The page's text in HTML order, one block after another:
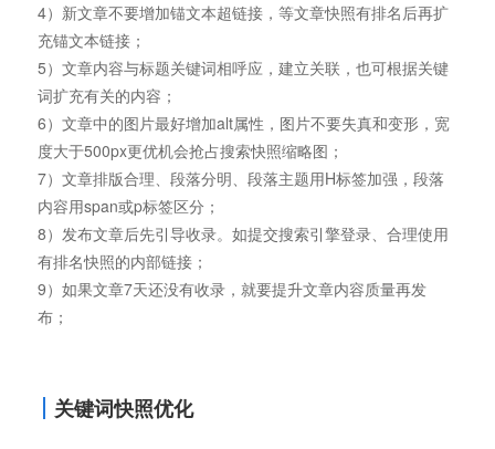
4）新文章不要增加锚文本超链接，等文章快照有排名后再扩
充锚文本链接；
5）文章内容与标题关键词相呼应，建立关联，也可根据关键
词扩充有关的内容；
6）文章中的图片最好增加alt属性，图片不要失真和变形，宽
度大于500px更优机会抢占搜索快照缩略图；
7）文章排版合理、段落分明、段落主题用H标签加强，段落
内容用span或p标签区分；
8）发布文章后先引导收录。如提交搜索引擎登录、合理使用
有排名快照的内部链接；
9）如果文章7天还没有收录，就要提升文章内容质量再发
布；
关键词快照优化